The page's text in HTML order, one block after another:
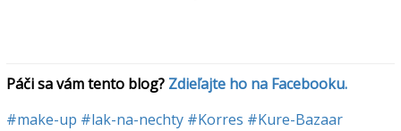
Páči sa vám tento blog? Zdieľajte ho na Facebooku.
#make-up #lak-na-nechty #Korres #Kure-Bazaar